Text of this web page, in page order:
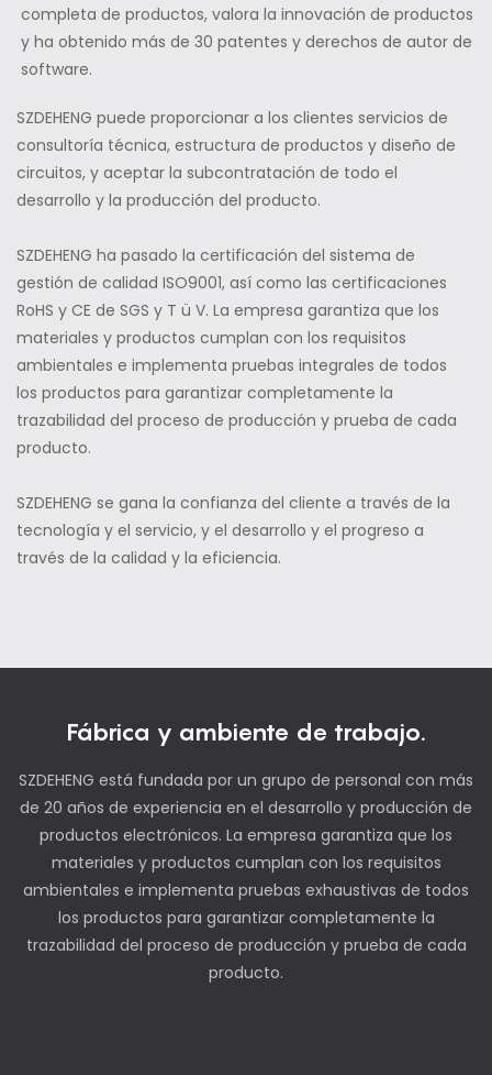
completa de productos, valora la innovación de productos
y ha obtenido más de 30 patentes y derechos de autor de
software.
SZDEHENG puede proporcionar a los clientes servicios de
consultoría técnica, estructura de productos y diseño de
circuitos, y aceptar la subcontratación de todo el
desarrollo y la producción del producto.
SZDEHENG ha pasado la certificación del sistema de
gestión de calidad ISO9001, así como las certificaciones
RoHS y CE de SGS y T ü V. La empresa garantiza que los
materiales y productos cumplan con los requisitos
ambientales e implementa pruebas integrales de todos
los productos para garantizar completamente la
trazabilidad del proceso de producción y prueba de cada
producto.
SZDEHENG se gana la confianza del cliente a través de la
tecnología y el servicio, y el desarrollo y el progreso a
través de la calidad y la eficiencia.
Fábrica y ambiente de trabajo.
SZDEHENG está fundada por un grupo de personal con más
de 20 años de experiencia en el desarrollo y producción de
productos electrónicos. La empresa garantiza que los
materiales y productos cumplan con los requisitos
ambientales e implementa pruebas exhaustivas de todos
los productos para garantizar completamente la
trazabilidad del proceso de producción y prueba de cada
producto.